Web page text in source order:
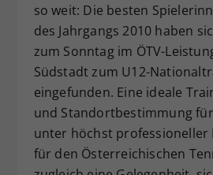
so weit: Die besten
des Jahrgangs 2010 haben
zum Sonntag im ÖTV-
Südstadt zum U12-
eingefunden. Eine ideale
und Standortbestimmung
unter höchst professioneller
für den Österreichischen
Zweck
Dieser Wert
Einstellungen.
zufällig generierte
historische
vorgenommen
Webseiten-